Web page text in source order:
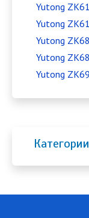
Yutong
Yutong
Yutong
Yutong
Yutong